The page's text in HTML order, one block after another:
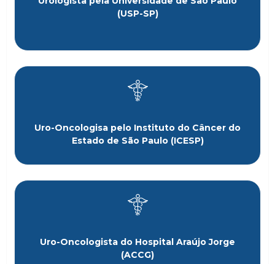
(USP-SP)
Uro-Oncologisa pelo Instituto do Câncer do
Estado de São Paulo (ICESP)
Uro-Oncologista do Hospital Araújo Jorge
(ACCG)